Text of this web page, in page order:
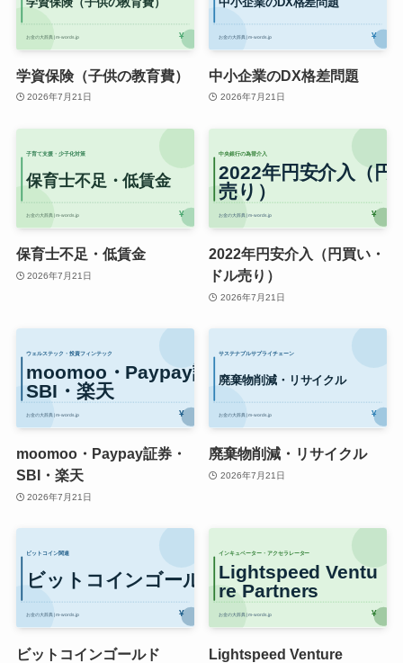
学資保険（子供の教育費）
2026年7月21日
中小企業のDX格差問題
2026年7月21日
保育士不足・低賃金
2026年7月21日
2022年円安介入（円買い・
ドル売り）
2026年7月21日
moomoo・Paypay証券・
SBI・楽天
2026年7月21日
廃棄物削減・リサイクル
2026年7月21日
ビットコインゴールド
Lightspeed Venture